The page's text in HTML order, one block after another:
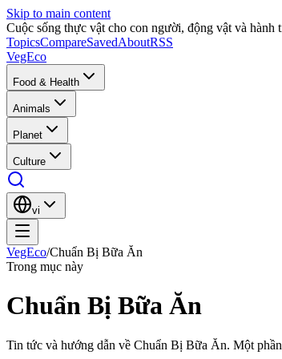
Skip to main content
Cuộc sống thực vật cho con người, động vật và hành
TopicsCompareSavedAboutRSS
VegEco
Food & Health
Animals
Planet
Culture
vi
VegEco/Chuẩn Bị Bữa Ăn
Trong mục này
Chuẩn Bị Bữa Ăn
Tin tức và hướng dẫn về Chuẩn Bị Bữa Ăn. Một